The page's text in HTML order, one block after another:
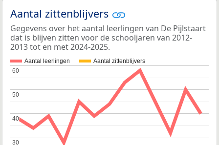
Aantal zittenblijvers
Gegevens over het aantal leerlingen van De Pijlstaart
dat is blijven zitten voor de schooljaren van 2012-
2013 tot en met 2024-2025.
Aantal leerlingen Aantal zittenblijvers
30
30
40
40
50
50
60
60